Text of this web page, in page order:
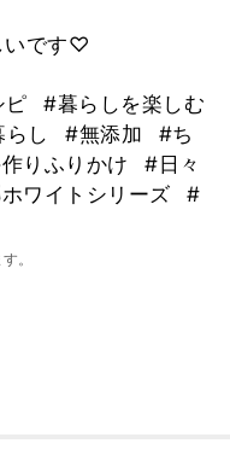
いです♡
ピ
#暮らしを楽しむ
し #無添加
#ち
りふりかけ
#日々
ワイトシリーズ
#
。